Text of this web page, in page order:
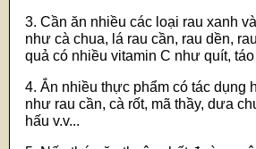
3. Cần ăn nhiều các loại rau xanh
như cà chua, lá rau cần, rau dền,
quả có nhiều vitamin C như quít, táo
4. Ắn nhiều thực phẩm có tác dụng
như rau cần, cà rốt, mã thầy, dưa
hấu v.v...